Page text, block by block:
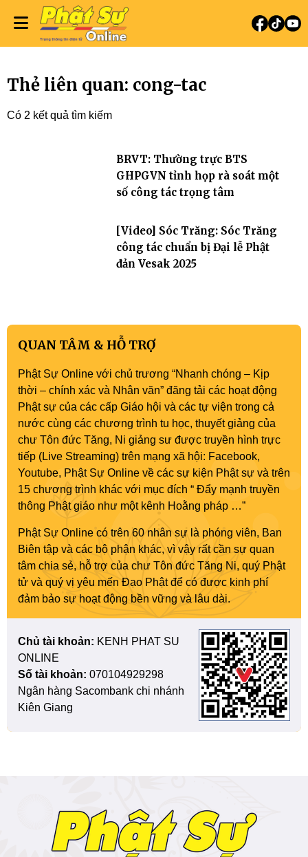
Thẻ liên quan: cong-tac
Có 2 kết quả tìm kiếm
BRVT: Thường trực BTS
GHPGVN tỉnh họp rà soát một
số công tác trọng tâm
[Video] Sóc Trăng: Sóc Trăng
công tác chuẩn bị Đại lễ Phật
đản Vesak 2025
QUAN TÂM & HỖ TRỢ
Phật Sự Online với chủ trương “Nhanh chóng – Kịp
thời – chính xác và Nhân văn” đăng tải các hoạt động
Phật sự của các cấp Giáo hội và các tự viện trong cả
nước cùng các chương trình tu học, thuyết giảng của
chư Tôn đức Tăng, Ni giảng sư được truyền hình trực
tiếp (Live Streaming) trên mạng xã hội: Facebook,
Youtube, Phật Sự Online về các sự kiện Phật sự và trên
15 chương trình khác với mục đích “ Đẩy mạnh truyền
thông Phật giáo như một kênh Hoằng pháp …”
Phật Sự Online có trên 60 nhân sự là phóng viên, Ban
Biên tập và các bộ phận khác, vì vậy rất cần sự quan
tâm chia sẻ, hỗ trợ của chư Tôn đức Tăng Ni, quý Phật
tử và quý vị yêu mến Đạo Phật để có được kinh phí
đảm bảo sự hoạt động bền vững và lâu dài.
Chủ tài khoản: KENH PHAT SU
ONLINE
Số tài khoản: 070104929298
Ngân hàng Sacombank chi nhánh
Kiên Giang